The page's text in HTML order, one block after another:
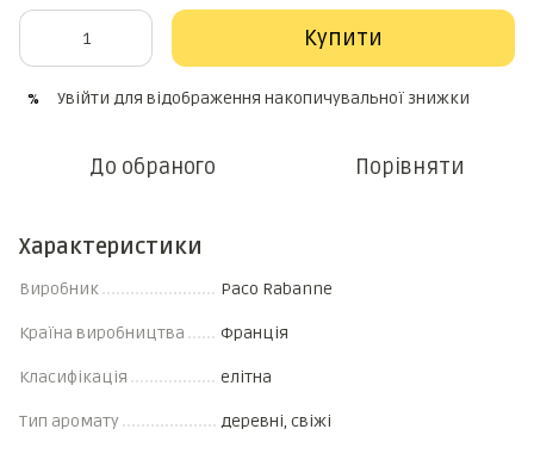
Купити
% Увійти для відображення накопичувальної знижки
До обраного Порівняти
Характеристики
Виробник Paco Rabanne
Країна виробництва Франція
Класифікація елітна
Тип аромату деревні, свіжі